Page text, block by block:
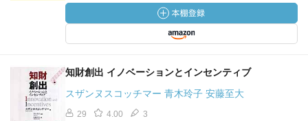
知財創出 イノベーションとインセンティブ
スザンヌスコッチマー 青木玲子 安藤至大
29 4.00 3